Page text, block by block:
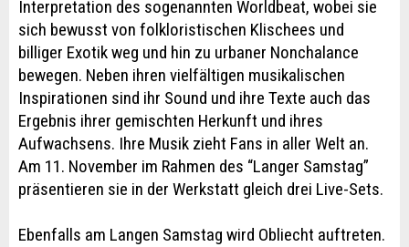
Interpretation des sogenannten Worldbeat, wobei sie
sich bewusst von folkloristischen Klischees und
billiger Exotik weg und hin zu urbaner Nonchalance
bewegen. Neben ihren vielfältigen musikalischen
Inspirationen sind ihr Sound und ihre Texte auch das
Ergebnis ihrer gemischten Herkunft und ihres
Aufwachsens. Ihre Musik zieht Fans in aller Welt an.
Am 11. November im Rahmen des “Langer Samstag”
präsentieren sie in der Werkstatt gleich drei Live-Sets.
Ebenfalls am Langen Samstag wird Obliecht auftreten.